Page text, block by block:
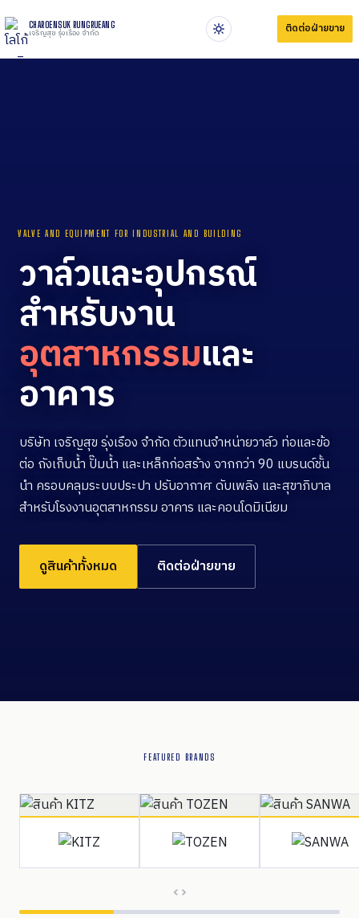
CHAROENSUK RUNGRUEANG
เจริญสุข รุ่งเรือง จำกัด ติดต่อฝ่ายขาย
VALVE AND EQUIPMENT FOR INDUSTRIAL AND BUILDING
วาล์วและอุปกรณ์
สำหรับงาน
อุตสาหกรรมและ
อาคาร
บริษัท เจริญสุข รุ่งเรือง จำกัด ตัวแทนจำหน่ายวาล์ว ท่อและข้อ
ต่อ ถังเก็บน้ำ ปั๊มน้ำ และเหล็กก่อสร้าง จากกว่า 90 แบรนด์ชั้น
นำ ครอบคลุมระบบประปา ปรับอากาศ ดับเพลิง และสุขาภิบาล
สำหรับโรงงานอุตสาหกรรม อาคาร และคอนโดมิเนียม
ดูสินค้าทั้งหมด ติดต่อฝ่ายขาย
FEATURED BRANDS